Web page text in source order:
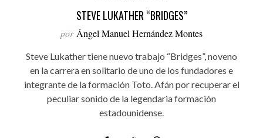
STEVE LUKATHER “BRIDGES”
por Ángel Manuel Hernández Montes
Steve Lukather tiene nuevo trabajo “Bridges”, noveno
en la carrera en solitario de uno de los fundadores e
integrante de la formación Toto. Afán por recuperar el
peculiar sonido de la legendaria formación
estadounidense.